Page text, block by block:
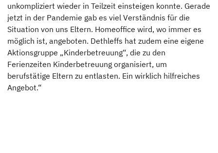
unkompliziert wieder in Teilzeit einsteigen konnte. Gerade
jetzt in der Pandemie gab es viel Verständnis für die
Situation von uns Eltern. Homeoffice wird, wo immer es
möglich ist, angeboten. Dethleffs hat zudem eine eigene
Aktionsgruppe „Kinderbetreuung“, die zu den
Ferienzeiten Kinderbetreuung organisiert, um
berufstätige Eltern zu entlasten. Ein wirklich hilfreiches
Angebot.“